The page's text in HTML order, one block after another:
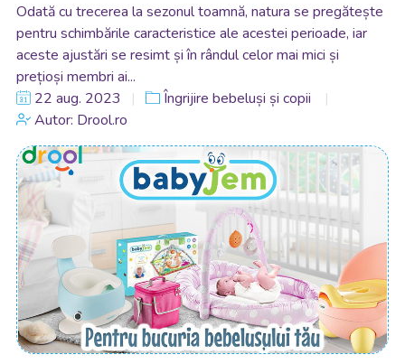
Odată cu trecerea la sezonul toamnă, natura se pregătește
pentru schimbările caracteristice ale acestei perioade, iar
aceste ajustări se resimt și în rândul celor mai mici și
prețioși membri ai...
22 aug. 2023
Îngrijire bebeluși și copii
Autor: Drool.ro